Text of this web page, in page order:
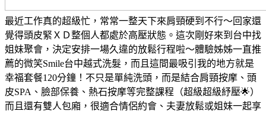
最近工作真的超級忙，常常一整天下來肩頸硬到不行～回家還
覺得頭皮緊ＸＤ整個人都處於高壓狀態。這次剛好來到台中找
姐妹聚會，決定安排一場久違的放鬆行程啦～體驗姊姊一直推
薦的微笑Smile台中越式洗髮，而且這間最吸引我的地方就是
幸福套餐120分鐘！不只是單純洗頭，而是結合肩頸按摩、頭
皮SPA、臉部保養、熱石按摩等完整課程（超級超級紓壓🌟）
而且還有雙人包廂，很適合情侶約會、夫妻放鬆或姐妹一起享